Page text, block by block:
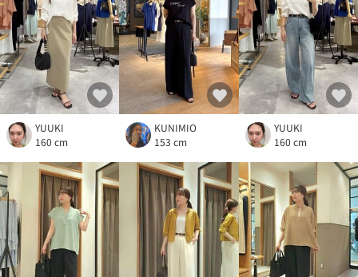
YUUKI
160 cm
KUNIMIO
153 cm
YUUKI
160 cm